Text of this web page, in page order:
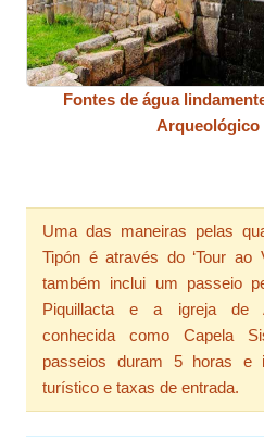
Fontes de água
Arqueológico
Uma das maneiras pelas
Tipón é através do ‘Tour ao
também inclui um passeio
Piquillacta e a igreja de
conhecida como Capela
passeios duram 5 horas e
turístico e taxas de entrada.